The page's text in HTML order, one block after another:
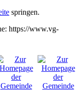
springen.
https://www.vg-